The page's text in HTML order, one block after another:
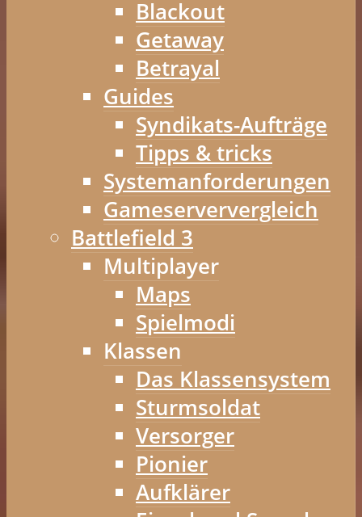
Blackout
Getaway
Betrayal
Guides
Syndikats-Aufträge
Tipps & tricks
Systemanforderungen
Gameserververgleich
Battlefield 3
Multiplayer
Maps
Spielmodi
Klassen
Das Klassensystem
Sturmsoldat
Versorger
Pionier
Aufklärer